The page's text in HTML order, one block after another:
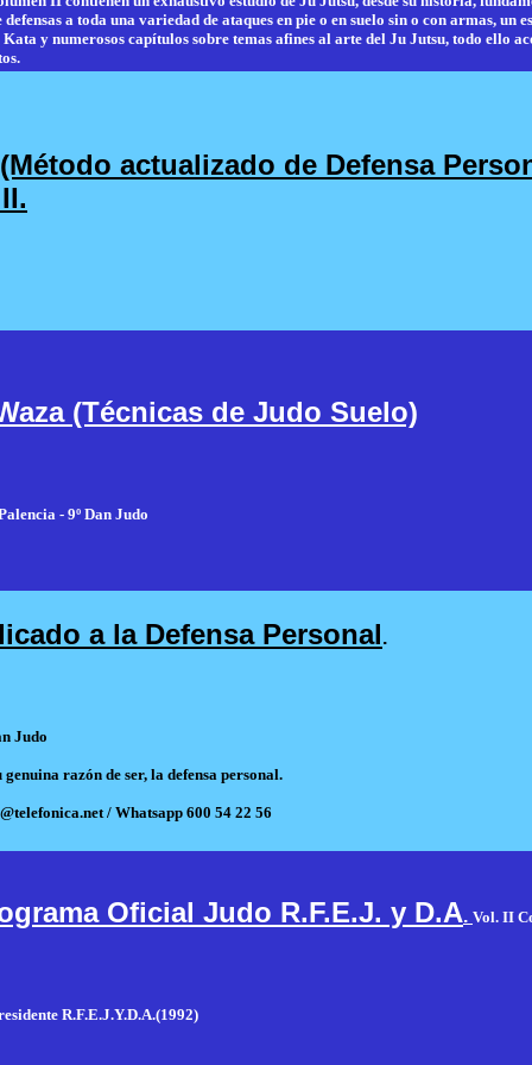
a toda una variedad de ataques en pie o en suelo sin o con armas, un
y numerosos capítulos sobre temas afines al arte del Ju Jutsu, todo ello
actualizado de Defensa
(Técnicas de Judo Suelo)
- 9º Dan Judo
a la Defensa Personal.
Judo
genuina razón de ser, la defensa personal.
/ Whatsapp 600 54 22 56
Oficial Judo R.F.E.J. y D.A. Vol. II
R.F.E.J.Y.D.A.(1992)